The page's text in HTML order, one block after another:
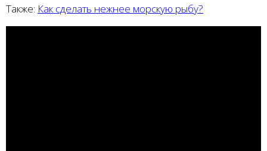
Также: Как сделать нежнее морскую рыбу?